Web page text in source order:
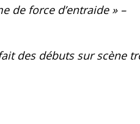
de force d’entraide» –
des débuts sur scène